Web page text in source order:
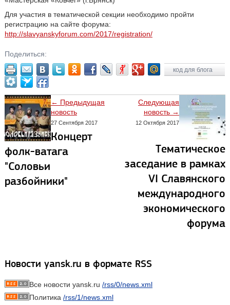
Для участия в тематической секции необходимо пройти
регистрацию на сайте форума:
http://slavyanskyforum.com/2017/registration/
Поделиться:
код для блога
← Предыдущая
новость
27 Сентября 2017
Концерт
фолк-ватага
"Соловьи
разбойники"
Следующая
новость →
12 Октября 2017
Тематическое
заседание в рамках
VI Славянского
международного
экономического
форума
Новости yansk.ru в формате RSS
Все новости yansk.ru /rss/0/news.xml
Политика /rss/1/news.xml